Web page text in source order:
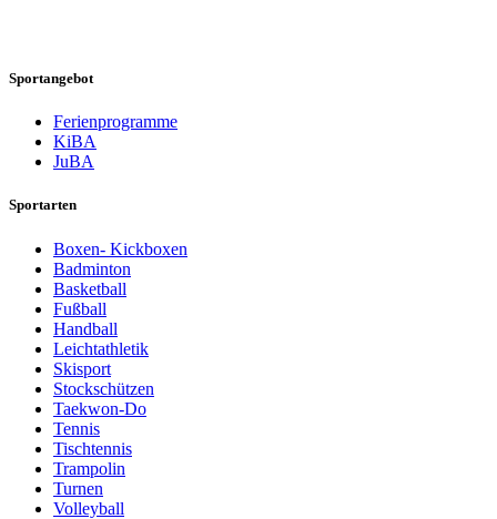
Sportangebot
Ferienprogramme
KiBA
JuBA
Sportarten
Boxen- Kickboxen
Badminton
Basketball
Fußball
Handball
Leichtathletik
Skisport
Stockschützen
Taekwon-Do
Tennis
Tischtennis
Trampolin
Turnen
Volleyball